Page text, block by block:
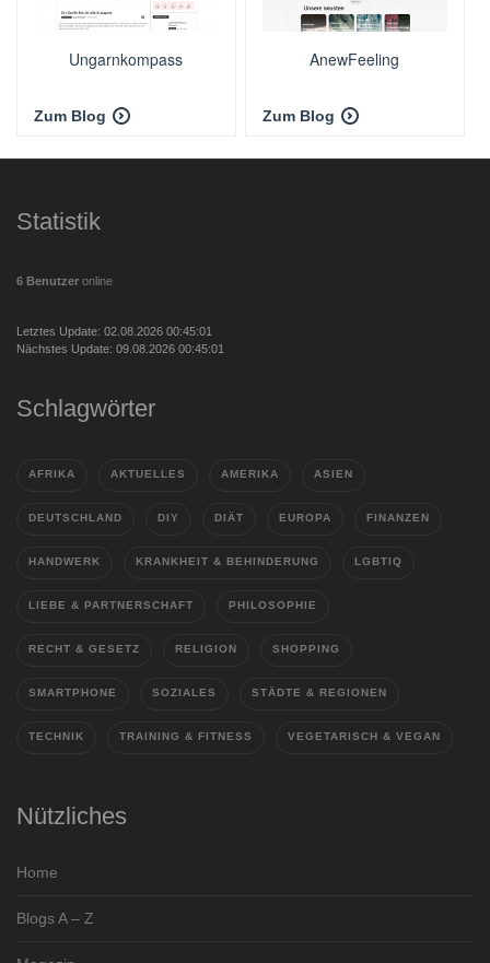
Ungarnkompass
Zum Blog
AnewFeeling
Zum Blog
Statistik
6 Benutzer online
Letztes Update: 02.08.2026 00:45:01
Nächstes Update: 09.08.2026 00:45:01
Schlagwörter
AFRIKA AKTUELLES AMERIKA ASIEN
DEUTSCHLAND DIY DIÄT EUROPA FINANZEN
HANDWERK KRANKHEIT & BEHINDERUNG LGBTIQ
LIEBE & PARTNERSCHAFT PHILOSOPHIE
RECHT & GESETZ RELIGION SHOPPING
SMARTPHONE SOZIALES STÄDTE & REGIONEN
TECHNIK TRAINING & FITNESS VEGETARISCH & VEGAN
Nützliches
Home
Blogs A – Z